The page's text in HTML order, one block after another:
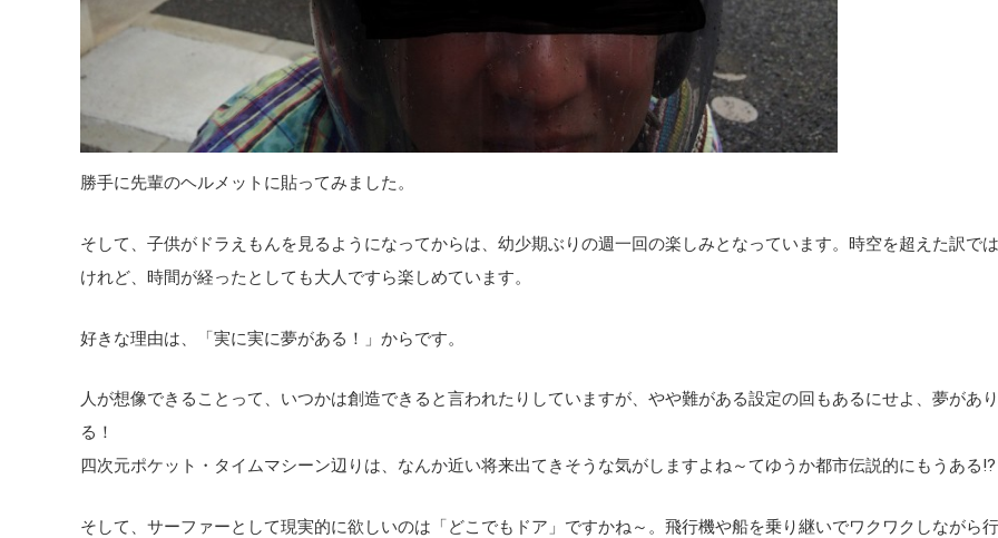
勝手に先輩のヘルメットに貼ってみました。
そして、子供がドラえもんを見るようになってからは、幼少期ぶりの週一回の楽しみとなっています。時空を超えた訳で
けれど、時間が経ったとしても大人ですら楽しめています。
好きな理由は、「実に実に夢がある！」からです。
人が想像できることって、いつかは創造できると言われたりしていますが、やや難がある設定の回もあるにせよ、夢があ
る！
四次元ポケット・タイムマシーン辺りは、なんか近い将来出てきそうな気がしますよね～てゆうか都市伝説的にもうある⁉
そして、サーファーとして現実的に欲しいのは「どこでもドア」ですかね～。飛行機や船を乗り継いでワクワクしながら